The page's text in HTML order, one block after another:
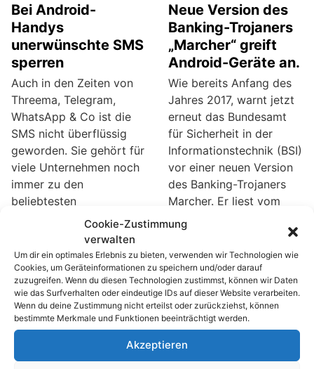
Bei Android-
Handys
unerwünschte SMS
sperren
Auch in den Zeiten von
Threema, Telegram,
WhatsApp & Co ist die
SMS nicht überflüssig
geworden. Sie gehört für
viele Unternehmen noch
immer zu den
beliebtesten
Werbeplattformen.
Außerdem wird die SMS
auch von vielen
Messenger-Diensten,
Banken und Onlineshops
für den Versand von
Zugangsdaten oder für
eine Passwort-
Neue Version des
Banking-Trojaners
„Marcher“ greift
Android-Geräte an.
Wie bereits Anfang des
Jahres 2017, warnt jetzt
erneut das Bundesamt
für Sicherheit in der
Informationstechnik (BSI)
vor einer neuen Version
des Banking-Trojaners
Marcher. Er liest vom
infizierten Gerät die PIN-
Nummern, sowie die
SMS mit TAN-Nummern
aus und leitet sie an die
Cyber-Gangster weiter,
die dann das Konto
plündern können.
Cookie-Zustimmung
verwalten
Um dir ein optimales Erlebnis zu bieten, verwenden wir Technologien wie
Cookies, um Geräteinformationen zu speichern und/oder darauf
zuzugreifen. Wenn du diesen Technologien zustimmst, können wir Daten
wie das Surfverhalten oder eindeutige IDs auf dieser Website verarbeiten.
Wenn du deine Zustimmung nicht erteilst oder zurückziehst, können
bestimmte Merkmale und Funktionen beeinträchtigt werden.
Akzeptieren